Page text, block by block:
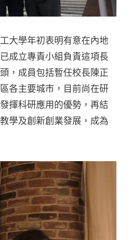
大學年初表明有意在內地
成立專責小組負責這項長
，成員包括暫任校長陳正
各主要城市，目前尚在研
揮科研應用的優勢，再結
學及創新創業發展，成為